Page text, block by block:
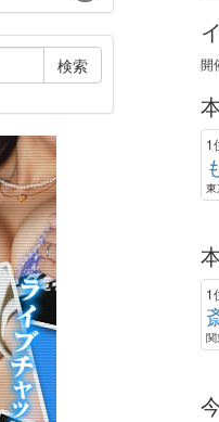
検索 開
1
1